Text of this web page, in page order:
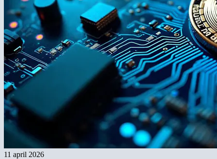
11 april 2026